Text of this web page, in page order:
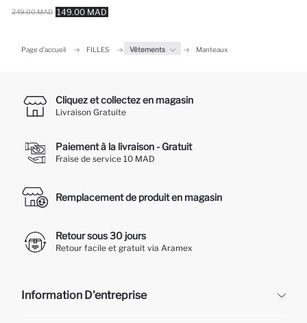
149.00 MAD
249.00 MAD
Page d'accueil FILLES Vêtements Manteaux
Cliquez et collectez en magasin
Livraison Gratuite
Paiement à la livraison - Gratuit
Fraise de service 10 MAD
Remplacement de produit en magasin
Retour sous 30 jours
Retour facile et gratuit via Aramex
Information D'entreprise